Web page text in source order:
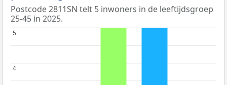
Postcode 2811SN telt 5 inwoners in de leeftijdsgroep
25-45 in 2025.
4
4
5
5